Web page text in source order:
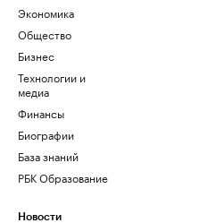
Экономика
Общество
Бизнес
Технологии и
медиа
Финансы
Биографии
База знаний
РБК Образование
Новости